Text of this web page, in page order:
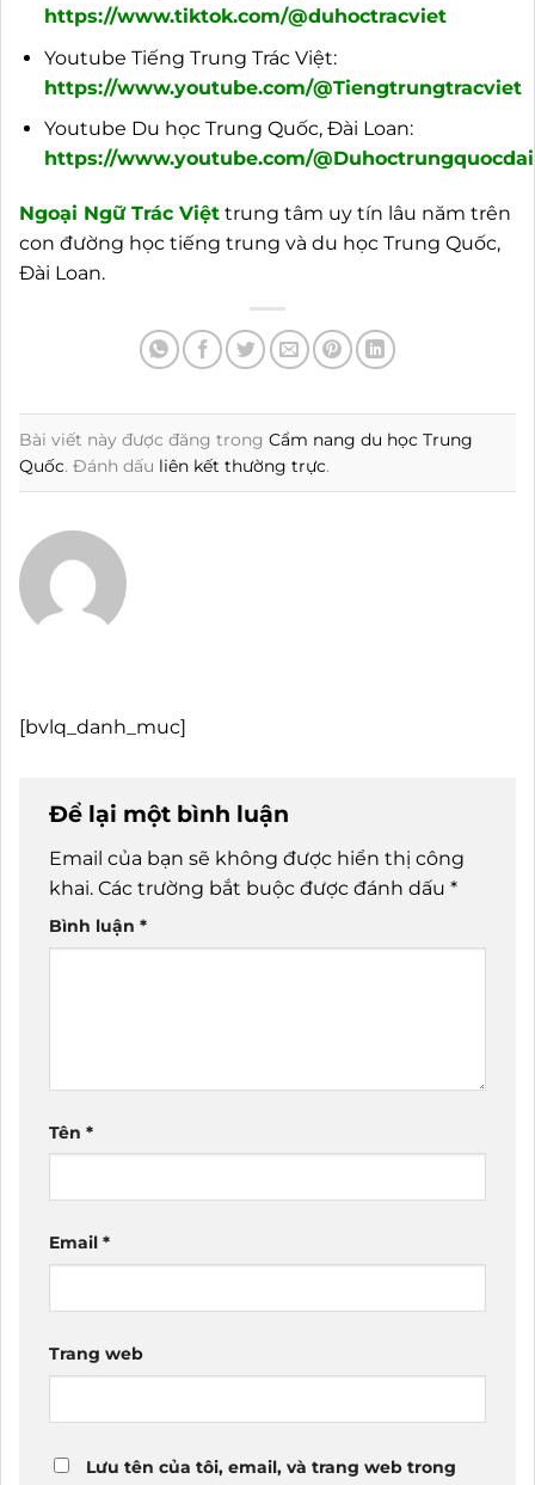
https://www.tiktok.com/@duhoctracviet
Youtube Tiếng Trung Trác Việt:
https://www.youtube.com/@Tiengtrungtracviet
Youtube Du học Trung Quốc, Đài Loan:
https://www.youtube.com/
Ngoại Ngữ Trác Việt trung tâm uy tín lâu năm trên
con đường học tiếng trung và du học Trung Quốc,
Đài Loan.
Bài viết này được đăng trong Cẩm nang du học Trung
Quốc. Đánh dấu liên kết thường trực.
[bvlq_danh_muc]
Để lại một bình luận
Email của bạn sẽ không được hiển thị công
khai. Các trường bắt buộc được đánh dấu *
Bình luận *
Tên *
Email *
Trang web
Lưu tên của tôi, email, và trang web trong